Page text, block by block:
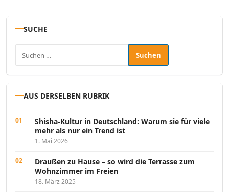
SUCHE
AUS DERSELBEN RUBRIK
Shisha-Kultur in Deutschland: Warum sie für viele
mehr als nur ein Trend ist
1. Mai 2026
Draußen zu Hause – so wird die Terrasse zum
Wohnzimmer im Freien
18. März 2025